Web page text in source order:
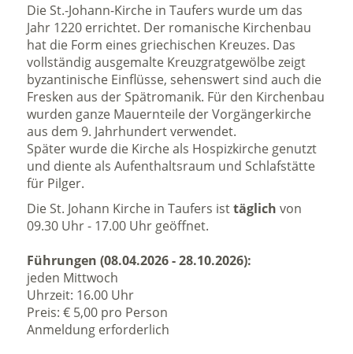
Die St.-Johann-Kirche in Taufers wurde um das
Jahr 1220 errichtet. Der romanische Kirchenbau
hat die Form eines griechischen Kreuzes. Das
vollständig ausgemalte Kreuzgratgewölbe zeigt
byzantinische Einflüsse, sehenswert sind auch die
Fresken aus der Spätromanik. Für den Kirchenbau
wurden ganze Mauernteile der Vorgängerkirche
aus dem 9. Jahrhundert verwendet.
Später wurde die Kirche als Hospizkirche genutzt
und diente als Aufenthaltsraum und Schlafstätte
für Pilger.
Die St. Johann Kirche in Taufers isttäglichvon
09.30 Uhr - 17.00 Uhr geöffnet.
Führungen (08.04.2026 - 28.10.2026):
jeden Mittwoch
Uhrzeit: 16.00 Uhr
Preis: € 5,00 pro Person
Anmeldung erforderlich